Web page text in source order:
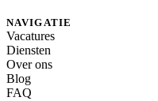
NAVIGATIE
Vacatures
Diensten
Over ons
Blog
FAQ